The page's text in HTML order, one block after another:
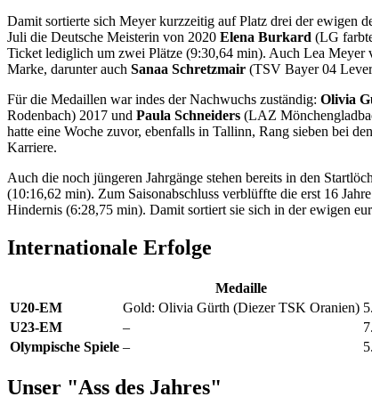
Damit sortierte sich Meyer kurzzeitig auf Platz drei der ewigen
Juli die Deutsche Meisterin von 2020 Elena Burkard (LG
Ticket lediglich um zwei Plätze (9:30,64 min). Auch Lea Meyer
Marke, darunter auch Sanaa Schretzmair (TSV Bayer 04
Für die Medaillen war indes der Nachwuchs zuständig: Olivia
Rodenbach) 2017 und Paula Schneiders (LAZ
hatte eine Woche zuvor, ebenfalls in Tallinn, Rang sieben bei
Karriere.
Auch die noch jüngeren Jahrgänge stehen bereits in den
(10:16,62 min). Zum Saisonabschluss verblüffte die erst 16
Hindernis (6:28,75 min). Damit sortiert sie sich in der ewigen
Internationale Erfolge
Medaille
U20-EM
Gold: Olivia Gürth (Diezer TSK Oranien)
U23-EM
–
Olympische Spiele –
Unser "Ass des Jahres"